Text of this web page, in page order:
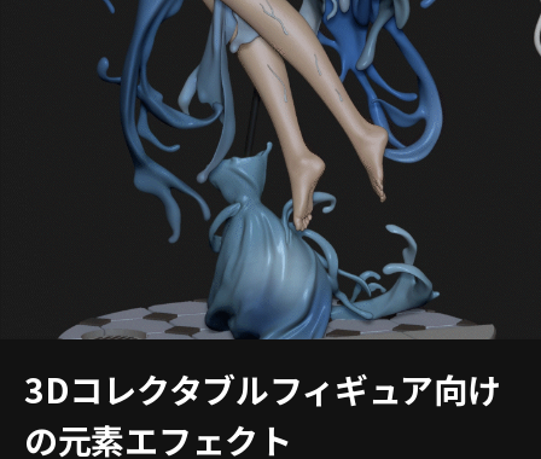
3Dコレクタブルフィギュア向け
の元素エフェクト